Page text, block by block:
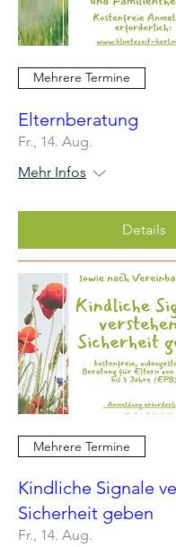
Mehrere Termine
Elternberatung
Fr., 14. Aug.
Mehr Infos
Details
Mehrere Termine
Kindliche Signale
Sicherheit geben
Fr., 14. Aug.